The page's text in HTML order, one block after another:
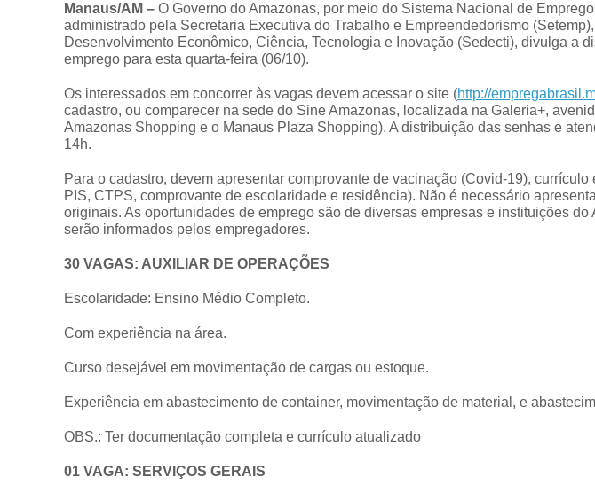
Manaus/AM – O Governo do Amazonas, por meio do Sistema Nacional de
administrado pela Secretaria Executiva do Trabalho e Empreendedorismo
Desenvolvimento Econômico, Ciência, Tecnologia e Inovação (Sedecti), divulga a
emprego para esta quarta-feira (06/10).
Os interessados em concorrer às vagas devem acessar o site (http://
cadastro, ou comparecer na sede do Sine Amazonas, localizada na Galeria+,
Amazonas Shopping e o Manaus Plaza Shopping). A distribuição das senhas e
14h.
Para o cadastro, devem apresentar comprovante de vacinação (Covid-19),
PIS, CTPS, comprovante de escolaridade e residência). Não é necessário
originais. As oportunidades de emprego são de diversas empresas e instituições
serão informados pelos empregadores.
30 VAGAS: AUXILIAR DE OPERAÇÕES
Escolaridade: Ensino Médio Completo.
Com experiência na área.
Curso desejável em movimentação de cargas ou estoque.
Experiência em abastecimento de container, movimentação de material, e
OBS.: Ter documentação completa e currículo atualizado
01 VAGA: SERVIÇOS GERAIS